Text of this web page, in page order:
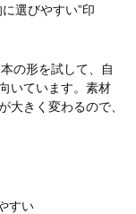
選びやすい”印
の形を試して、自
いています。素材
大きく変わるので、
すい